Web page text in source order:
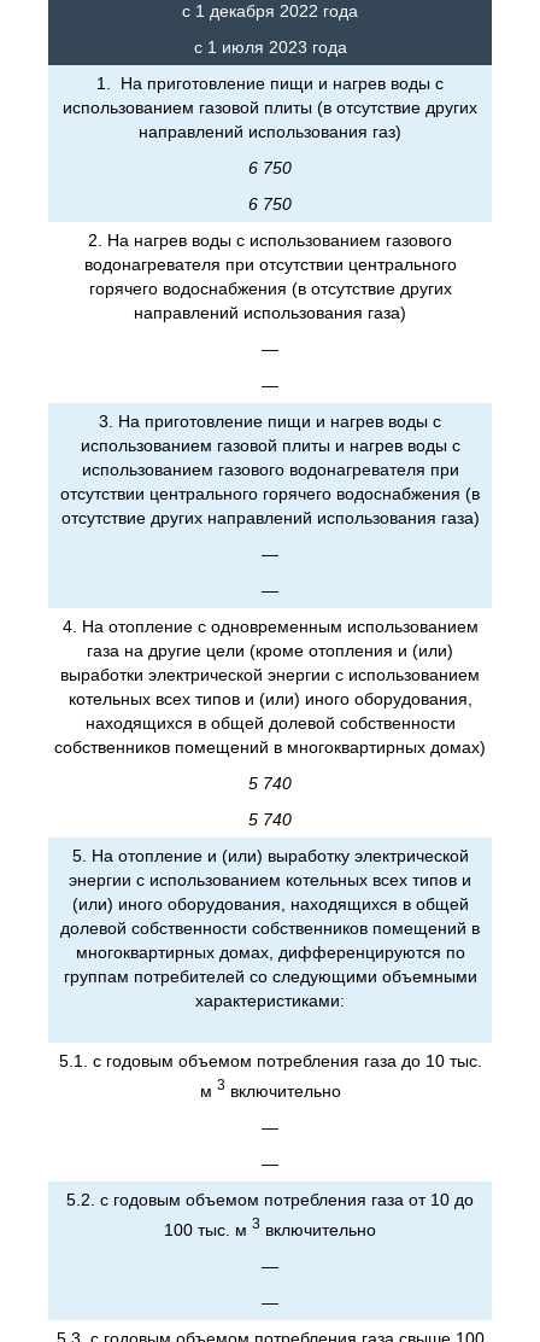
с 1 декабря 2022 года
с 1 июля 2023 года
1. На приготовление пищи и нагрев воды с
использованием газовой плиты (в отсутствие других
направлений использования газ)
6 750
6 750
2. На нагрев воды с использованием газового
водонагревателя при отсутствии центрального
горячего водоснабжения (в отсутствие других
направлений использования газа)
—
—
3. На приготовление пищи и нагрев воды с
использованием газовой плиты и нагрев воды с
использованием газового водонагревателя при
отсутствии центрального горячего водоснабжения (в
отсутствие других направлений использования газа)
—
—
4. На отопление с одновременным использованием
газа на другие цели (кроме отопления и (или)
выработки электрической энергии с использованием
котельных всех типов и (или) иного оборудования,
находящихся в общей долевой собственности
собственников помещений в многоквартирных домах)
5 740
5 740
5. На отопление и (или) выработку электрической
энергии с использованием котельных всех типов и
(или) иного оборудования, находящихся в общей
долевой собственности собственников помещений в
многоквартирных домах, дифференцируются по
группам потребителей со следующими объемными
характеристиками:
5.1. с годовым объемом потребления газа до 10 тыс.
м 3включительно
—
—
5.2. с годовым объемом потребления газа от 10 до
100 тыс. м 3 включительно
—
—